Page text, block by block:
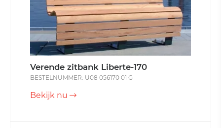
Verende zitbank Liberte-170
BESTELNUMMER: U08 056170 01 G
Bekijk nu